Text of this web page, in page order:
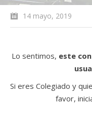
14 mayo, 2019
Lo sentimos, este
Si eres Colegiado y
favor,